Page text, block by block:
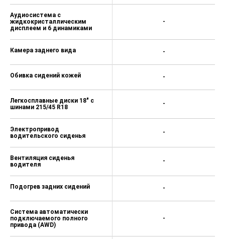
Аудиосистема с
жидкокристаллическим
дисплеем и 6 динамиками
Камера заднего вида
Обивка сидений кожей
Легкосплавные диски 18" с
шинами 215/45 R18
Электропривод
водительского сиденья
Вентиляция сиденья
водителя
Подогрев задних сидений
Система автоматически
подключаемого полного
привода (AWD)
-
-
-
-
-
-
-
-